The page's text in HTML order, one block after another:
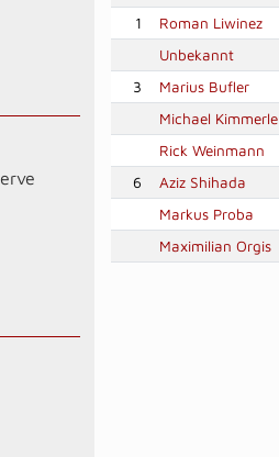
1 Roman Liwinez
Unbekannt
3
Marius Bufler
Michael Kimmerle
Rick Weinmann
6
Aziz Shihada
Markus Proba
Maximilian Orgis